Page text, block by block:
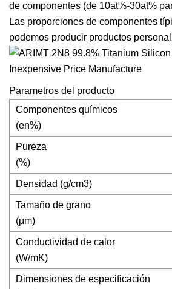
de componentes (de 10at%-30at%
Las proporciones de componentes
podemos producir productos
Parametros del producto
Componentes químicos
(en%)
Pureza
(%)
Densidad (g/cm3)
Tamaño de grano
(μm)
Conductividad de calor
(W/mK)
Dimensiones de especificación